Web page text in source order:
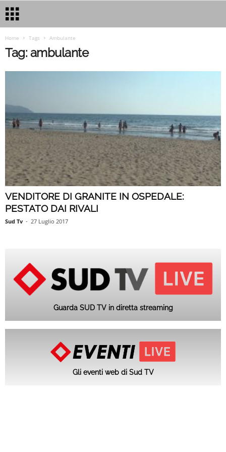
Home Tags Ambulante
Tag: ambulante
VENDITORE DI GRANITE IN OSPEDALE:
PESTATO DAI RIVALI
Sud Tv - 27 Luglio 2017
Guarda SUD TV in diretta streaming
Gli eventi web di Sud TV